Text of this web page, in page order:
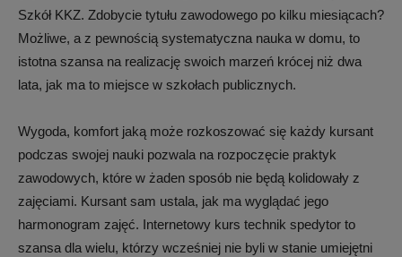
Szkół KKZ. Zdobycie tytułu zawodowego po kilku miesiącach?
Możliwe, a z pewnością systematyczna nauka w domu, to
istotna szansa na realizację swoich marzeń krócej niż dwa
lata, jak ma to miejsce w szkołach publicznych.
Wygoda, komfort jaką może rozkoszować się każdy kursant
podczas swojej nauki pozwala na rozpoczęcie praktyk
zawodowych, które w żaden sposób nie będą kolidowały z
zajęciami. Kursant sam ustala, jak ma wyglądać jego
harmonogram zajęć. Internetowy kurs technik spedytor to
szansa dla wielu, którzy wcześniej nie byli w stanie umiejętni